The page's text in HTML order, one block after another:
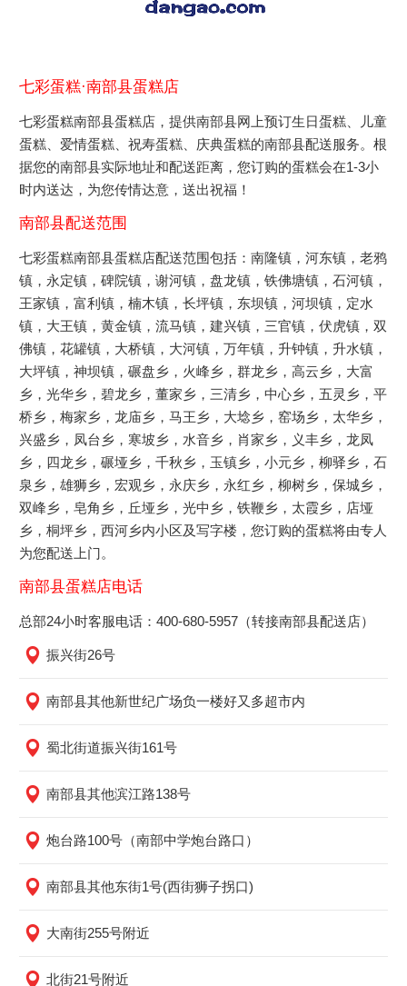
七彩蛋糕·南部县蛋糕店
七彩蛋糕南部县蛋糕店，提供南部县网上预订生日蛋糕、儿童
蛋糕、爱情蛋糕、祝寿蛋糕、庆典蛋糕的南部县配送服务。根
据您的南部县实际地址和配送距离，您订购的蛋糕会在1-3小
时内送达，为您传情达意，送出祝福！
南部县配送范围
七彩蛋糕南部县蛋糕店配送范围包括：南隆镇，河东镇，老鸦
镇，永定镇，碑院镇，谢河镇，盘龙镇，铁佛塘镇，石河镇，
王家镇，富利镇，楠木镇，长坪镇，东坝镇，河坝镇，定水
镇，大王镇，黄金镇，流马镇，建兴镇，三官镇，伏虎镇，双
佛镇，花罐镇，大桥镇，大河镇，万年镇，升钟镇，升水镇，
大坪镇，神坝镇，碾盘乡，火峰乡，群龙乡，高云乡，大富
乡，光华乡，碧龙乡，董家乡，三清乡，中心乡，五灵乡，平
桥乡，梅家乡，龙庙乡，马王乡，大埝乡，窑场乡，太华乡，
兴盛乡，凤台乡，寒坡乡，水音乡，肖家乡，义丰乡，龙凤
乡，四龙乡，碾垭乡，千秋乡，玉镇乡，小元乡，柳驿乡，石
泉乡，雄狮乡，宏观乡，永庆乡，永红乡，柳树乡，保城乡，
双峰乡，皂角乡，丘垭乡，光中乡，铁鞭乡，太霞乡，店垭
乡，桐坪乡，西河乡内小区及写字楼，您订购的蛋糕将由专人
为您配送上门。
南部县蛋糕店电话
总部24小时客服电话：400-680-5957（转接南部县配送店）
振兴街26号
南部县其他新世纪广场负一楼好又多超市内
蜀北街道振兴街161号
南部县其他滨江路138号
炮台路100号（南部中学炮台路口）
南部县其他东街1号(西街狮子拐口)
大南街255号附近
北街21号附近